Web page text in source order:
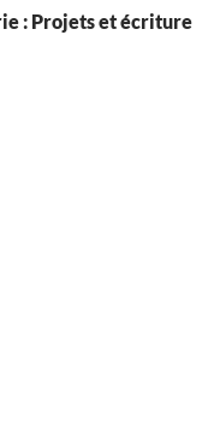
: Projets et écriture